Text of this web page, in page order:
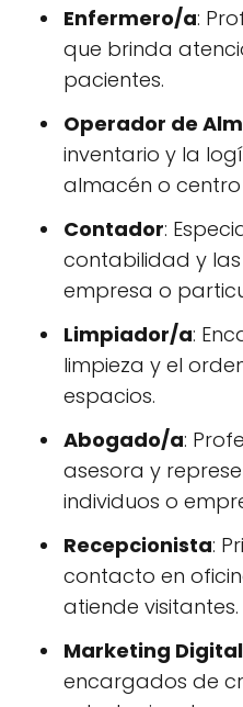
Enfermero/a:
que brinda
pacientes.
Operador de
inventario y la
almacén o
Contador:
contabilidad y
empresa o
Limpiador/a:
limpieza y el
espacios.
Abogado/a:
asesora y
individuos o
Recepcionista:
contacto en
atiende visitantes.
Marketing Digital
encargados de